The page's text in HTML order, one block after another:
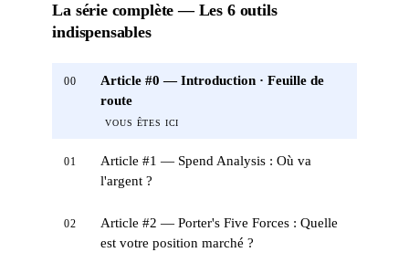
La série complète — Les 6 outils
indispensables
00
Article #0 — Introduction · Feuille de
route
VOUS ÊTES ICI
01
Article #1 — Spend Analysis : Où va
l'argent ?
02
Article #2 — Porter's Five Forces : Quelle
est votre position marché ?